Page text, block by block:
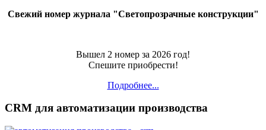
Свежий номер журнала "Светопрозрачные конструкции"
Вышел 2 номер за 2026 год!
Спешите приобрести!
Подробнее...
CRM для автоматизации производства